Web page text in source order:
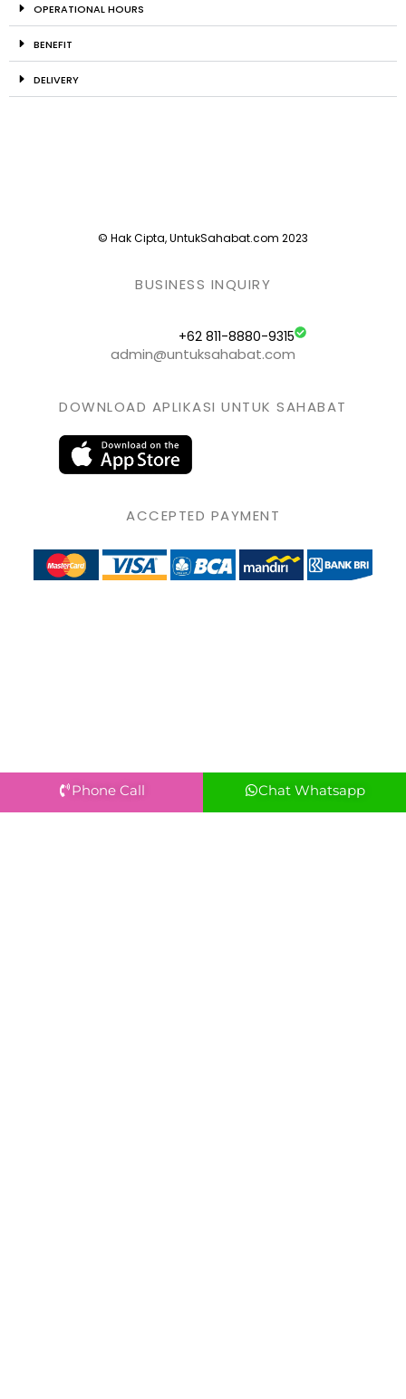
OPERATIONAL HOURS
BENEFIT
DELIVERY
© Hak Cipta, UntukSahabat.com 2023
BUSINESS INQUIRY
+62 811-8880-9315
admin@untuksahabat.com
DOWNLOAD APLIKASI UNTUK SAHABAT
ACCEPTED PAYMENT
Phone Call Chat Whatsapp